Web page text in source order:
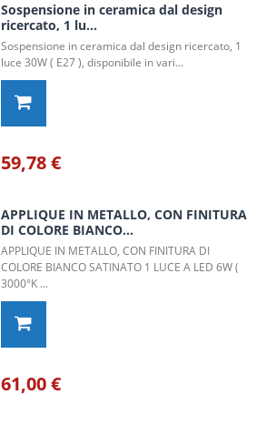
Sospensione in ceramica dal design
ricercato, 1 lu...
Sospensione in ceramica dal design ricercato, 1
luce 30W ( E27 ), disponibile in vari...
59,78 €
APPLIQUE IN METALLO, CON FINITURA
DI COLORE BIANCO...
APPLIQUE IN METALLO, CON FINITURA DI
COLORE BIANCO SATINATO 1 LUCE A LED 6W (
3000°K ...
61,00 €